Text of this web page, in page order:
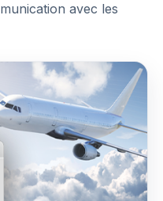
avec les